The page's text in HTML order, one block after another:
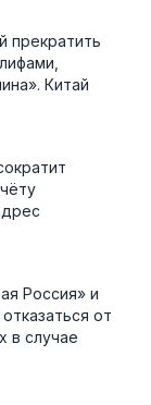
прекратить
Китай
Россия» и
от
в случае